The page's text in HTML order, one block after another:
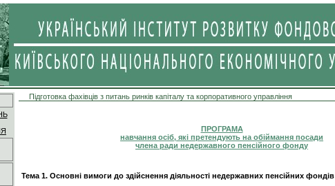
Підготовка фахівців з питань ринків капіталу та корпоративного управління
ПРОГРАМА
навчання осіб, які претендують на обіймання посади
члена ради недержавного пенсійного фонду
Тема 1. Основні вимоги до здійснення діяльності недержавних пенсійних фондів